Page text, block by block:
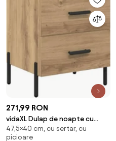
271,99 RON
vidaXL Dulap de noapte cu
sertar Stejar Artizanal 40 x 35 x
47,5 cm
47,5×40 cm, cu sertar, cu
picioare